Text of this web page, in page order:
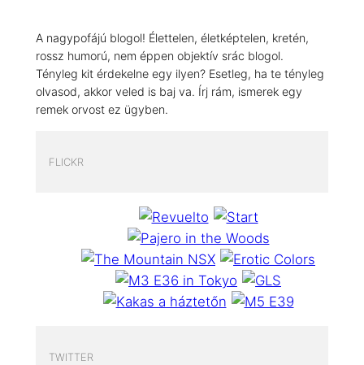
A nagypofájú blogol! Élettelen, életképtelen, kretén,
rossz humorú, nem éppen objektív srác blogol.
Tényleg kit érdekelne egy ilyen? Esetleg, ha te tényleg
olvasod, akkor veled is baj va. Írj rám, ismerek egy
remek orvost ez ügyben.
FLICKR
TWITTER